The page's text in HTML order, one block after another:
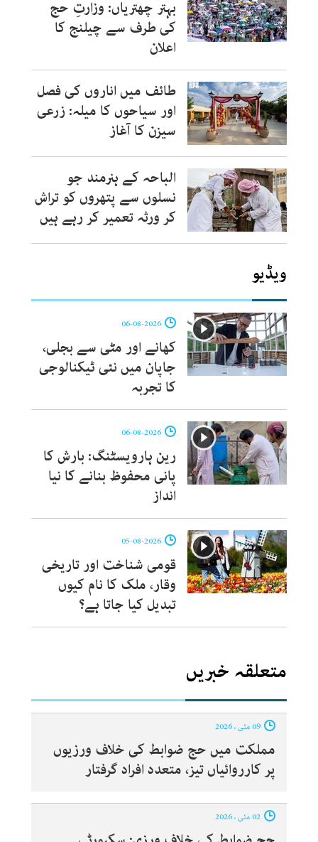
بہتر چھتریاں: وزارتِ حج
کی طرف سے چیلنج کا
اعلان
طائف میں اناروں کی فصل
اور سیاحوں کا میلہ: زرعی
سیزن کا آغاز
الباحہ کے ہنرمند جو
نسلوں سے پتھروں کو تراش
کر ورثہ تعمیر کر رہے ہیں
ویڈیو
کھانے اور مٹی سے بجلی،
جاپان میں نئی ٹیکنالوجی
کا تجربہ
رین ہارویسٹنگ: بارش کا
پانی محفوظ بنانے کا نیا
انداز
قومی شناخت اور تاریخی
وقار، ملک کا نام کیوں
تبدیل کیا جاتا ہے؟
متعلقہ خبریں
مملکت میں حج ضوابط کی خلاف ورزیوں
پر کارروائیاں تیز، متعدد افراد گرفتار